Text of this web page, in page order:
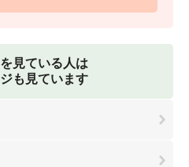
見ている人は
も見ています